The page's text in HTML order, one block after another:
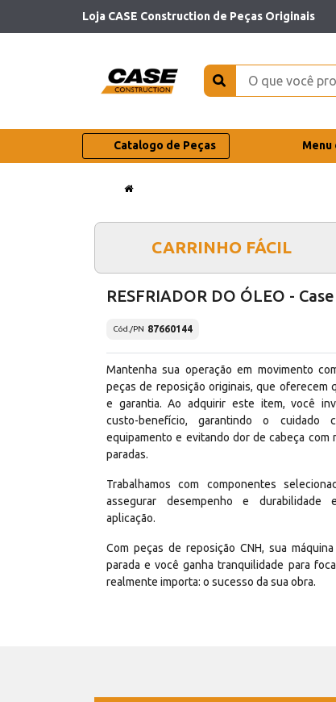
Loja CASE Construction de Peças Originais
Catalogo de Peças Menu
CARRINHO FÁCIL
RESFRIADOR DO ÓLEO - Case
Cód./PN 87660144
Mantenha sua operação em movimento
peças de reposição originais, que oferecem
e garantia. Ao adquirir este item, você
custo-benefício, garantindo o cuidado
equipamento e evitando dor de cabeça com
paradas.
Trabalhamos com componentes
assegurar desempenho e durabilidade
aplicação.
Com peças de reposição CNH, sua
parada e você ganha tranquilidade para
realmente importa: o sucesso da sua obra.